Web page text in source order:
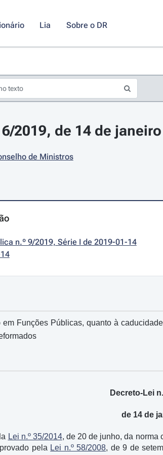
Lia Sobre o DR
2019, de 14 de janeiro
de Ministros
n.º 9/2019, Série I de 2019-01-14
Funções Públicas, quanto à
Decreto-Lei
de 14 de
Lei n.º 35/2014, de 20 de junho, da norma
pela Lei n.º 58/2008, de 9 de